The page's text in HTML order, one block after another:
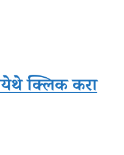
येथे क्लिक करा